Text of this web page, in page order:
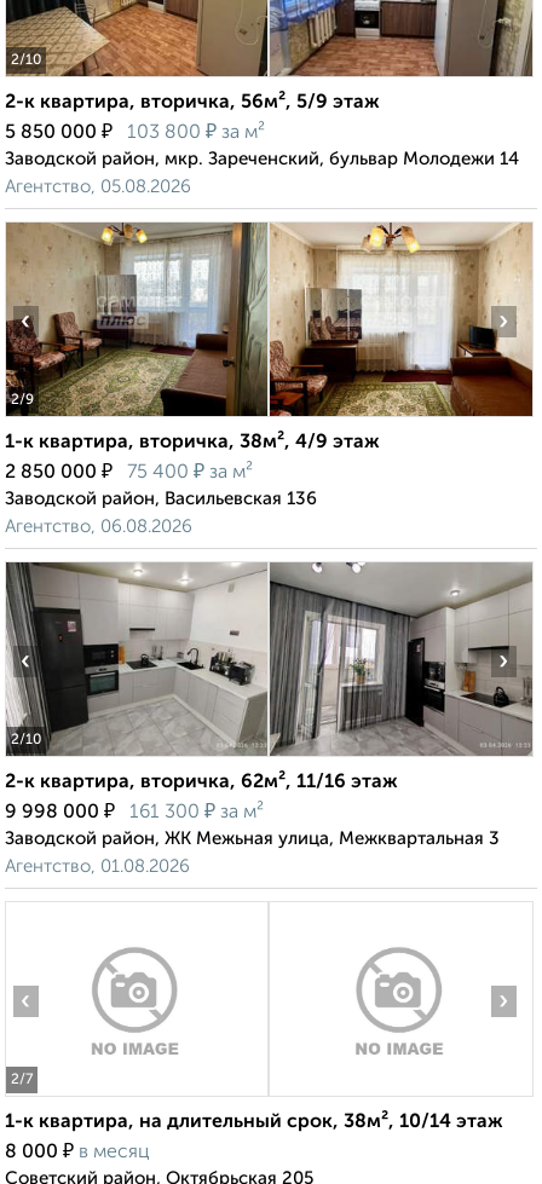
2/10
2-к квартира, вторичка, 56м², 5/9 этаж
5 850 000 ₽ 103 800 ₽ за м²
Заводской район, мкр. Зареченский, бульвар Молодежи 14
Агентство, 05.08.2026
2/9
‹ ›
1-к квартира, вторичка, 38м², 4/9 этаж
2 850 000 ₽ 75 400 ₽ за м²
Заводской район, Васильевская 136
Агентство, 06.08.2026
2/10
‹ ›
2-к квартира, вторичка, 62м², 11/16 этаж
9 998 000 ₽ 161 300 ₽ за м²
Заводской район, ЖК Межьная улица, Межквартальная 3
Агентство, 01.08.2026
2/7
‹ ›
1-к квартира, на длительный срок, 38м², 10/14 этаж
8 000 ₽ в месяц
Советский район, Октябрьская 205